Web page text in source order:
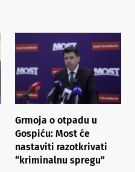
Grmoja o otpadu u
Gospiću: Most će
nastaviti razotkrivati
“kriminalnu spregu”